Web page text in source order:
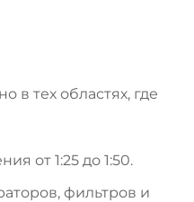
в тех областях, где
от 1:25 до 1:50.
фильтров и